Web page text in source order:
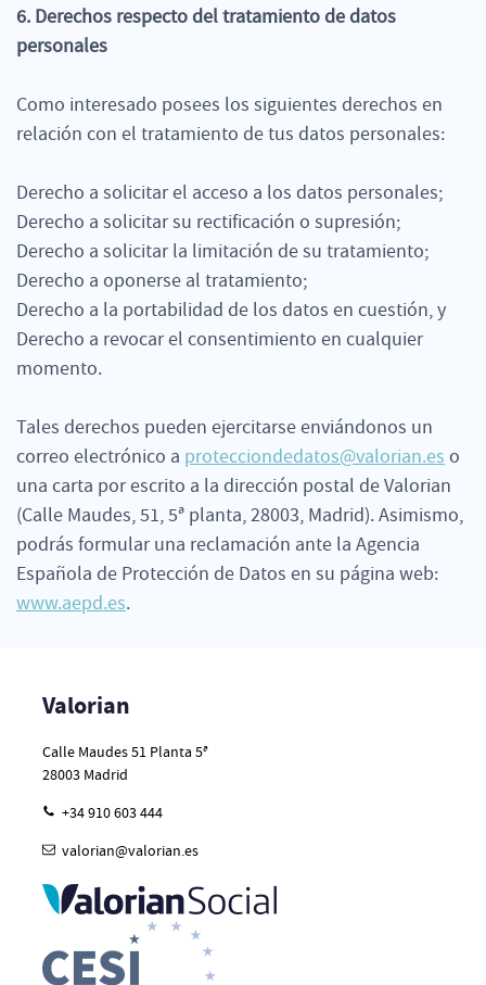
6. Derechos respecto del tratamiento de datos
personales
Como interesado posees los siguientes derechos en
relación con el tratamiento de tus datos personales:
Derecho a solicitar el acceso a los datos personales;
Derecho a solicitar su rectificación o supresión;
Derecho a solicitar la limitación de su tratamiento;
Derecho a oponerse al tratamiento;
Derecho a la portabilidad de los datos en cuestión, y
Derecho a revocar el consentimiento en cualquier
momento.
Tales derechos pueden ejercitarse enviándonos un
correo electrónico a protecciondedatos@valorian.es o
una carta por escrito a la dirección postal de Valorian
(Calle Maudes, 51, 5ª planta, 28003, Madrid). Asimismo,
podrás formular una reclamación ante la Agencia
Española de Protección de Datos en su página web:
www.aepd.es.
Valorian
Calle Maudes 51 Planta 5ª
28003 Madrid
+34 910 603 444
valorian@valorian.es